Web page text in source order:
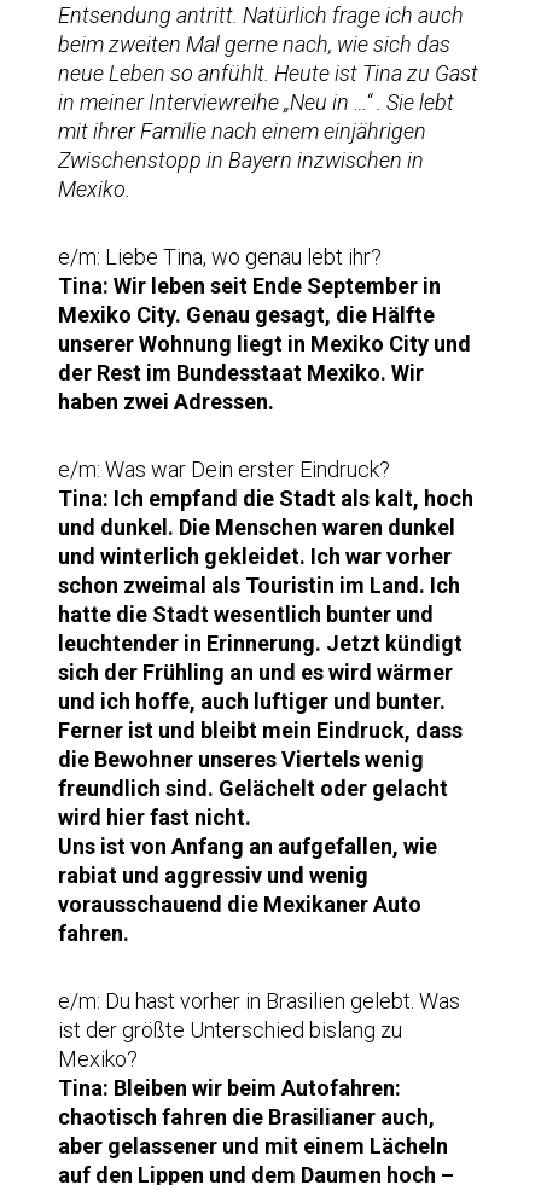
Entsendung antritt. Natürlich frage ich auch
beim zweiten Mal gerne nach, wie sich das
neue Leben so anfühlt. Heute ist Tina zu Gast
in meiner Interviewreihe „Neu in …“ . Sie lebt
mit ihrer Familie nach einem einjährigen
Zwischenstopp in Bayern inzwischen in
Mexiko.
e/m: Liebe Tina, wo genau lebt ihr?
Tina: Wir leben seit Ende September in
Mexiko City. Genau gesagt, die Hälfte
unserer Wohnung liegt in Mexiko City und
der Rest im Bundesstaat Mexiko. Wir
haben zwei Adressen.
e/m: Was war Dein erster Eindruck?
Tina: Ich empfand die Stadt als kalt, hoch
und dunkel. Die Menschen waren dunkel
und winterlich gekleidet. Ich war vorher
schon zweimal als Touristin im Land. Ich
hatte die Stadt wesentlich bunter und
leuchtender in Erinnerung. Jetzt kündigt
sich der Frühling an und es wird wärmer
und ich hoffe, auch luftiger und bunter.
Ferner ist und bleibt mein Eindruck, dass
die Bewohner unseres Viertels wenig
freundlich sind. Gelächelt oder gelacht
wird hier fast nicht.
Uns ist von Anfang an aufgefallen, wie
rabiat und aggressiv und wenig
vorausschauend die Mexikaner Auto
fahren.
e/m: Du hast vorher in Brasilien gelebt. Was
ist der größte Unterschied bislang zu
Mexiko?
Tina: Bleiben wir beim Autofahren:
chaotisch fahren die Brasilianer auch,
aber gelassener und mit einem Lächeln
auf den Lippen und dem Daumen hoch –